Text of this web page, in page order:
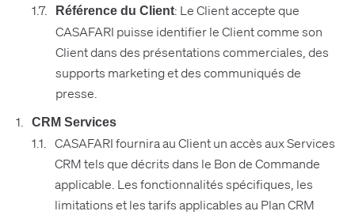
Référence du Client: Le Client accepte que
CASAFARI puisse identifier le Client comme son
Client dans des présentations commerciales, des
supports marketing et des communiqués de
presse.
CRM Services
CASAFARI fournira au Client un accès aux Services
CRM tels que décrits dans le Bon de Commande
applicable. Les fonctionnalités spécifiques, les
limitations et les tarifs applicables au Plan CRM